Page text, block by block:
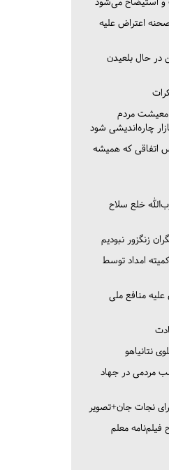
صحنه اعتراض علیه
در حال بلعیدن
معیشت مردم
چاره‌اندیشی شود
اتفاقی که همیشه
خلع سلاح
زنگزور نبودیم
امداد توسط
علیه منافع ملی
نتانیاهو
مردمی در جهاد
نجات جان+تصویر
فیلم‌نامه معلم